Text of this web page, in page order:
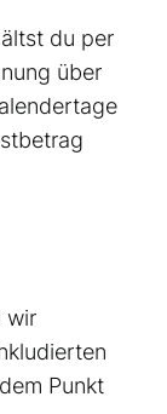
du per
über
wir
Punkt